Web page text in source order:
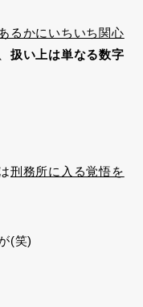
るかにいちいち関心
扱い上は単なる数字
刑務所に入る覚悟を
(笑)